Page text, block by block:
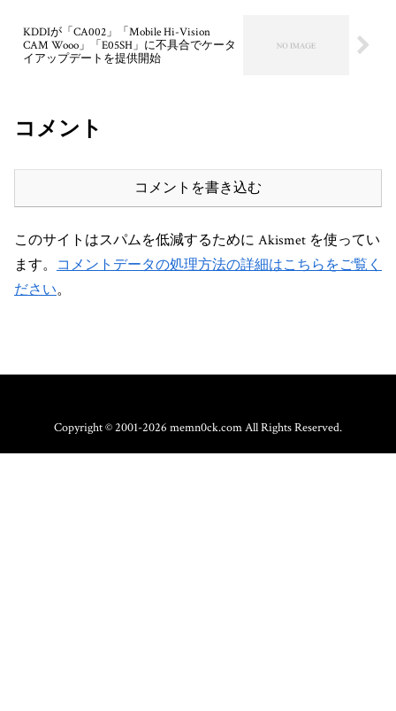
KDDIが「CA002」「Mobile Hi-Vision
CAM Wooo」「E05SH」に不具合でケータ
イアップデートを提供開始
コメント
コメントを書き込む
このサイトはスパムを低減するために Akismet を使ってい
ます。 コメントデータの処理方法の詳細はこちらをご覧く
ださい。
Copyright © 2001-2026 memn0ck.com All Rights Reserved.